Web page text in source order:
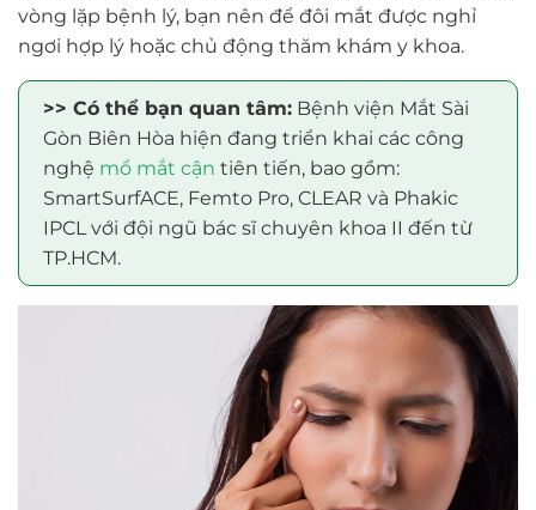
vòng lặp bệnh lý, bạn nên để đôi mắt được nghỉ
ngơi hợp lý hoặc chủ động thăm khám y khoa.
>> Có thể bạn quan tâm: Bệnh viện Mắt Sài
Gòn Biên Hòa hiện đang triển khai các công
nghệ mổ mắt cận tiên tiến, bao gồm:
SmartSurfACE, Femto Pro, CLEAR và Phakic
IPCL với đội ngũ bác sĩ chuyên khoa II đến từ
TP.HCM.